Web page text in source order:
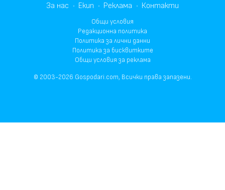
За нас Екип Реклама Контакти
Общи условия
Редакционна политика
Политика за лични данни
Политика за бисквитките
Общи условия за реклама
© 2003-2026 Gospodari.com, Всички права запазени.